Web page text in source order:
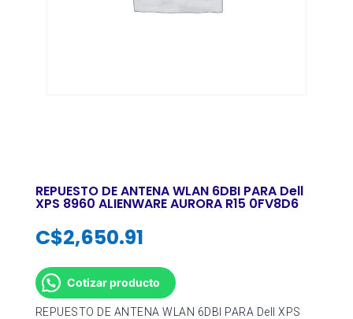
REPUESTO DE ANTENA WLAN 6DBI PARA Dell
XPS 8960 ALIENWARE AURORA R15 0FV8D6
C$2,650.91
Cotizar producto
REPUESTO DE ANTENA WLAN 6DBI PARA Dell XPS